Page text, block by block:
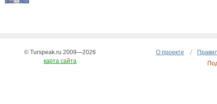
О проекте
© Turspeak.ru 2009—2026
карта сайта